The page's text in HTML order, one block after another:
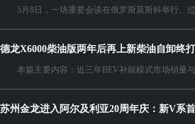
5月8日，一场重要会谈在俄罗斯莫斯科举行。过
德龙X6000柴油版两年后再上新柴油自卸终
本篇主要内容：近三年BEV补能模式市场销量与
苏州金龙进入阿尔及利亚20周年庆：新V系